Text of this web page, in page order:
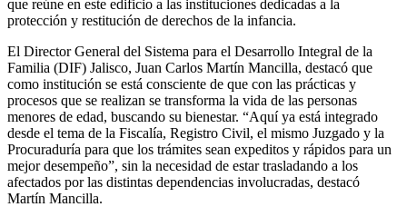
que reúne en este edificio a las instituciones dedicadas a la
protección y restitución de derechos de la infancia.
El Director General del Sistema para el Desarrollo Integral de la
Familia (DIF) Jalisco, Juan Carlos Martín Mancilla, destacó que
como institución se está consciente de que con las prácticas y
procesos que se realizan se transforma la vida de las personas
menores de edad, buscando su bienestar. “Aquí ya está integrado
desde el tema de la Fiscalía, Registro Civil, el mismo Juzgado y la
Procuraduría para que los trámites sean expeditos y rápidos para un
mejor desempeño”, sin la necesidad de estar trasladando a los
afectados por las distintas dependencias involucradas, destacó
Martín Mancilla.